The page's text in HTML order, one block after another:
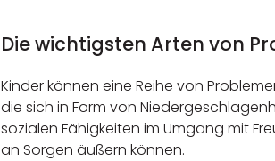
Die wichtigsten Arten von
Kinder können eine Reihe von
die sich in Form von
sozialen Fähigkeiten im Umgang mit
an Sorgen äußern können.